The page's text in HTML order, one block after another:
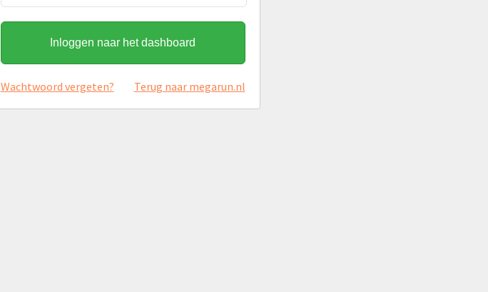
Inloggen naar het dashboard
Wachtwoord vergeten? Terug naar megarun.nl